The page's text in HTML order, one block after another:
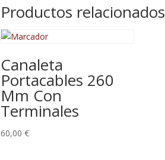
Productos relacionados
Canaleta
Portacables 260
Mm Con
Terminales
60,00€